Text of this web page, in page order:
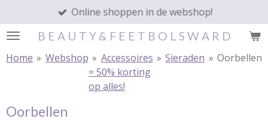
direct
naar
de
B E A U T Y & F E E T B O L S W A R D
Online shoppen in de webshop!
Home » Webshop » Accessoires
= 50% korting
op alles!
» Sieraden » Oorbellen
Oorbellen